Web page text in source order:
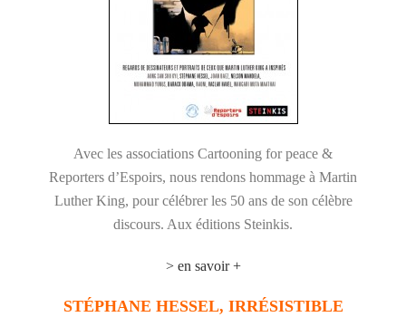
Avec les associations Cartooning for peace &
Reporters d’Espoirs, nous rendons hommage à Martin
Luther King, pour célébrer les 50 ans de son célèbre
discours. Aux éditions Steinkis.
> en savoir +
STÉPHANE HESSEL, IRRÉSISTIBLE